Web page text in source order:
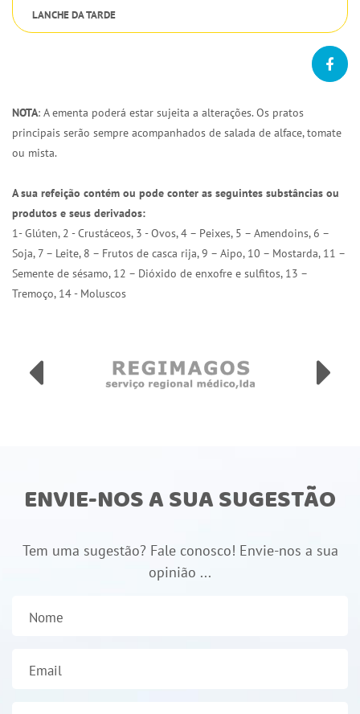
LANCHE DA TARDE
NOTA: A ementa poderá estar sujeita a alterações. Os pratos
principais serão sempre acompanhados de salada de alface, tomate
ou mista.
A sua refeição contém ou pode conter as seguintes substâncias ou
produtos e seus derivados:
1- Glúten, 2 - Crustáceos, 3 - Ovos, 4 – Peixes, 5 – Amendoins, 6 –
Soja, 7 – Leite, 8 – Frutos de casca rija, 9 – Aipo, 10 – Mostarda, 11 –
Semente de sésamo, 12 – Dióxido de enxofre e sulfitos, 13 –
Tremoço, 14 - Moluscos
ENVIE-NOS A SUA SUGESTÃO
Tem uma sugestão? Fale conosco! Envie-nos a sua
opinião ...
Nome
Email